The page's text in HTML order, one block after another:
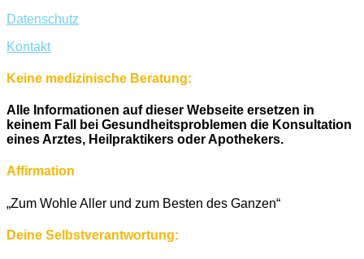
Datenschutz
Kontakt
Keine medizinische Beratung:
Alle Informationen auf dieser Webseite ersetzen in
keinem Fall bei Gesundheitsproblemen die Konsultation
eines Arztes, Heilpraktikers oder Apothekers.
Affirmation
„Zum Wohle Aller und zum Besten des Ganzen“
Deine Selbstverantwortung: